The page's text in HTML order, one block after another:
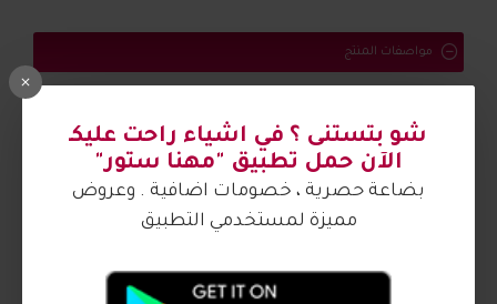
شو بتستنى ؟ في اشياء راحت عليكـ
الآن حمل تطبيق "مهنا ستور"
بضاعة حصرية ، خصومات اضافية . وعروض
مميزة لمستخدمي التطبيق
مواصفات المنتج
الصورة من تصوير مهنا ستور
آراء الزبائن